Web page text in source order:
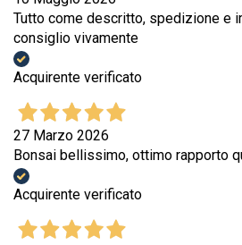
Tutto come descritto, spedizione e
consiglio vivamente
Acquirente verificato
27 Marzo 2026
Bonsai bellissimo, ottimo rapporto
Acquirente verificato